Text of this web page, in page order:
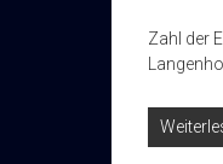
Zahl der